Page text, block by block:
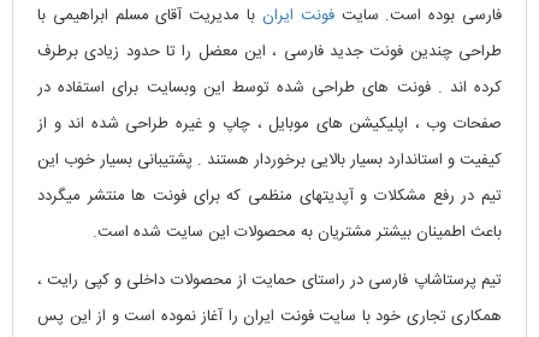
فارسی بوده است. سایتفونت ایران با مدیریت آقای مسلم ابراهیمی با
طراحی چندین فونت جدید فارسی ، این معضل را تا حدود زیادی برطرف
کرده اند . فونت های طراحی شده توسط این وبسایت برای استفاده در
صفحات وب ، اپلیکیشن های موبایل ، چاپ و غیره طراحی شده اند و از
کیفیت و استاندارد بسیار بالایی برخوردار هستند . پشتیبانی بسیار خوب این
تیم در رفع مشکلات و آپدیتهای منظمی که برای فونت ها منتشر میگردد
باعث اطمینان بیشتر مشتریان به محصولات این سایت شده است.
تیم پرستاشاپ فارسی در راستای حمایت از محصولات داخلی و کپی رایت ،
همکاری تجاری خود با سایت فونت ایران را آغاز نموده است و از این پس